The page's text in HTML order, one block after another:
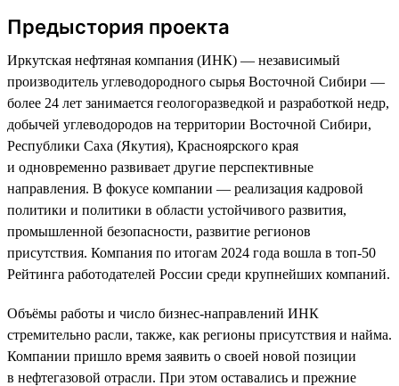
Предыстория проекта
Иркутская нефтяная компания (ИНК) — независимый
производитель углеводородного сырья Восточной Сибири —
более 24 лет занимается геологоразведкой и разработкой недр,
добычей углеводородов на территории Восточной Сибири,
Республики Саха (Якутия), Красноярского края
и одновременно развивает другие перспективные
направления. В фокусе компании — реализация кадровой
политики и политики в области устойчивого развития,
промышленной безопасности, развитие регионов
присутствия. Компания по итогам 2024 года вошла в топ-50
Рейтинга работодателей России среди крупнейших компаний.
Объёмы работы и число бизнес-направлений ИНК
стремительно расли, также, как регионы присутствия и найма.
Компании пришло время заявить о своей новой позиции
в нефтегазовой отрасли. При этом оставались и прежние